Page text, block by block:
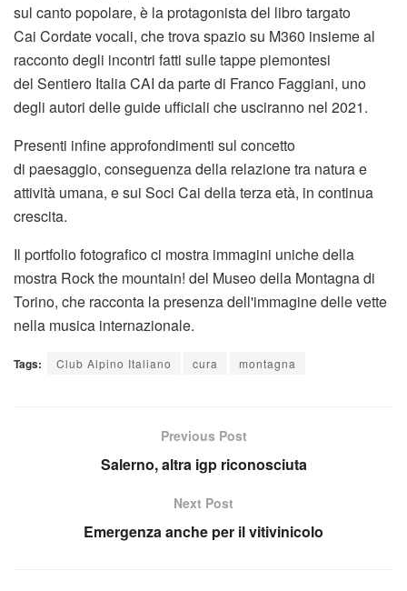
sul canto popolare, è la protagonista del libro targato
Cai Cordate vocali, che trova spazio su M360 insieme al
racconto degli incontri fatti sulle tappe piemontesi
del Sentiero Italia CAI da parte di Franco Faggiani, uno
degli autori delle guide ufficiali che usciranno nel 2021.
Presenti infine approfondimenti sul concetto
di paesaggio, conseguenza della relazione tra natura e
attività umana, e sui Soci Cai della terza età, in continua
crescita.
Il portfolio fotografico ci mostra immagini uniche della
mostra Rock the mountain! del Museo della Montagna di
Torino, che racconta la presenza dell'immagine delle vette
nella musica internazionale.
Tags: Club Alpino Italiano cura montagna
Previous Post
Salerno, altra igp riconosciuta
Next Post
Emergenza anche per il vitivinicolo